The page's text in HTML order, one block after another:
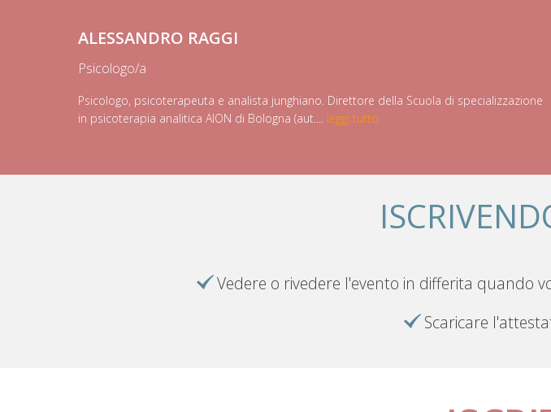
ALESSANDRO RAGGI
Psicologo/a
Psicologo, psicoterapeuta e analista junghiano. Direttore della Scuola di specializzazione
in psicoterapia analitica AION di Bologna (aut.... leggi tutto
Vedere o rivedere l'evento in differita quando
Scaricare